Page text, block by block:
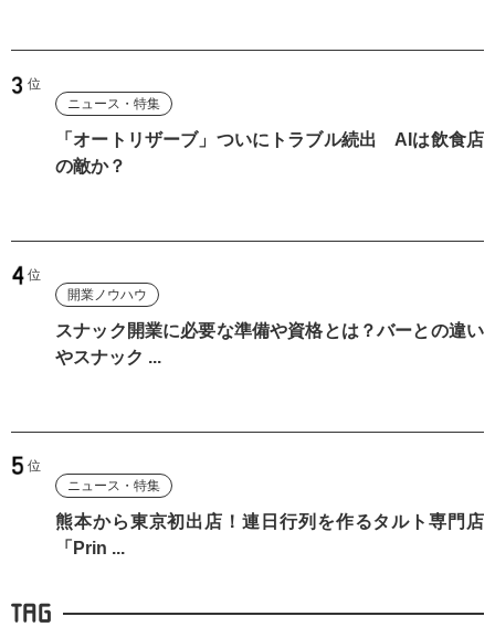
ニュース・特集
「オートリザーブ」ついにトラブル続出 AIは飲食店
の敵か？
開業ノウハウ
スナック開業に必要な準備や資格とは？バーとの違い
やスナック ...
ニュース・特集
熊本から東京初出店！連日行列を作るタルト専門店
「Prin ...
TAG